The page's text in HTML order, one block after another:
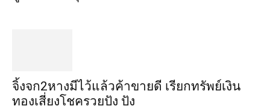
จิ้งจก​2​หาง​มีไว้แล้ว​ค้าขาย​ดี​ เรียก​ทรัพย์เงิน
ทอง​เสี่ยงโชค​รวยปัง​ ปัง​